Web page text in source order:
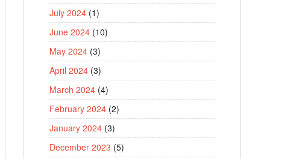
July 2024 (1)
June 2024 (10)
May 2024 (3)
April 2024 (3)
March 2024 (4)
February 2024 (2)
January 2024 (3)
December 2023 (5)